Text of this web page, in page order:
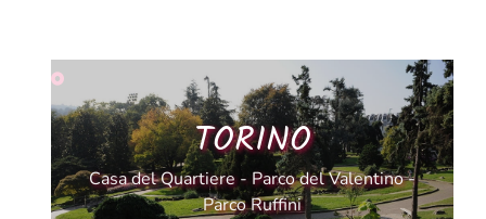
TORINO
Casa del Quartiere - Parco del Valentino -
Parco Ruffini